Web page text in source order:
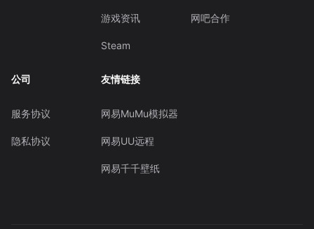
游戏资讯
Steam
网吧合作
公司
服务协议
隐私协议
友情链接
网易MuMu模拟器
网易UU远程
网易千千壁纸